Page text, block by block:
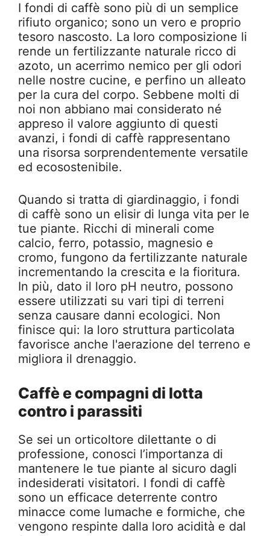
I fondi di caffè sono più di un semplice
rifiuto organico; sono un vero e proprio
tesoro nascosto. La loro composizione li
rende un fertilizzante naturale ricco di
azoto, un acerrimo nemico per gli odori
nelle nostre cucine, e perfino un alleato
per la cura del corpo. Sebbene molti di
noi non abbiano mai considerato né
appreso il valore aggiunto di questi
avanzi, i fondi di caffè rappresentano
una risorsa sorprendentemente versatile
ed ecosostenibile.
Quando si tratta di giardinaggio, i fondi
di caffè sono un elisir di lunga vita per le
tue piante. Ricchi di minerali come
calcio, ferro, potassio, magnesio e
cromo, fungono da fertilizzante naturale
incrementando la crescita e la fioritura.
In più, dato il loro pH neutro, possono
essere utilizzati su vari tipi di terreni
senza causare danni ecologici. Non
finisce qui: la loro struttura particolata
favorisce anche l'aerazione del terreno e
migliora il drenaggio.
Caffè e compagni di lotta
contro i parassiti
Se sei un orticoltore dilettante o di
professione, conosci l’importanza di
mantenere le tue piante al sicuro dagli
indesiderati visitatori. I fondi di caffè
sono un efficace deterrente contro
minacce come lumache e formiche, che
vengono respinte dalla loro acidità e dal